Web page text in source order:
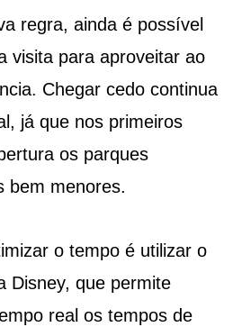
regra, ainda é possível
visita para aproveitar ao
Chegar cedo continua
já que nos primeiros
os parques
bem menores.
o tempo é utilizar o
Disney, que permite
real os tempos de